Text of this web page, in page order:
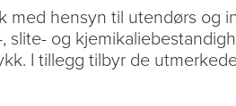
hensyn til utendørs og
og
I tillegg tilbyr de